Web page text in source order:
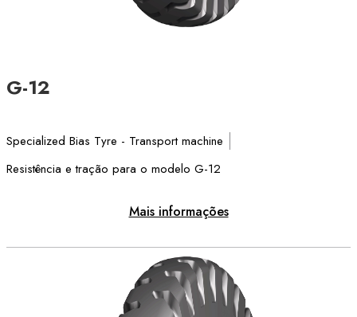
G-12
Specialized Bias Tyre - Transport machine
Resistência e tração para o modelo G-12
Mais informações